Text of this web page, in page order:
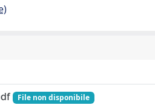
File non disponibile